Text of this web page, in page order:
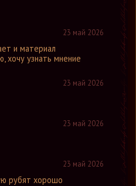
23 май 2026
и материал
хочу узнать мнение
23 май 2026
23 май 2026
23 май 2026
рубят хорошо